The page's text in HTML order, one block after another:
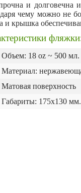
и долговечна
чему можно не
и крышка
Объем: 18 oz ~ 500 мл.
Материал:
Матовая поверхность
Габариты: 175х130 мм.